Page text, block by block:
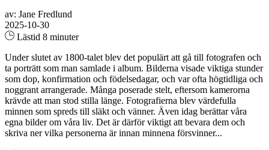
av: Jane Fredlund
2025-10-30
Lästid 8 minuter
Under slutet av 1800-talet blev det populärt att gå till fotografen och
ta porträtt som man samlade i album. Bilderna visade viktiga stunder
som dop, konfirmation och födelsedagar, och var ofta högtidliga och
noggrant arrangerade. Många poserade stelt, eftersom kamerorna
krävde att man stod stilla länge. Fotografierna blev värdefulla
minnen som spreds till släkt och vänner. Även idag berättar våra
egna bilder om våra liv. Det är därför viktigt att bevara dem och
skriva ner vilka personerna är innan minnena försvinner...